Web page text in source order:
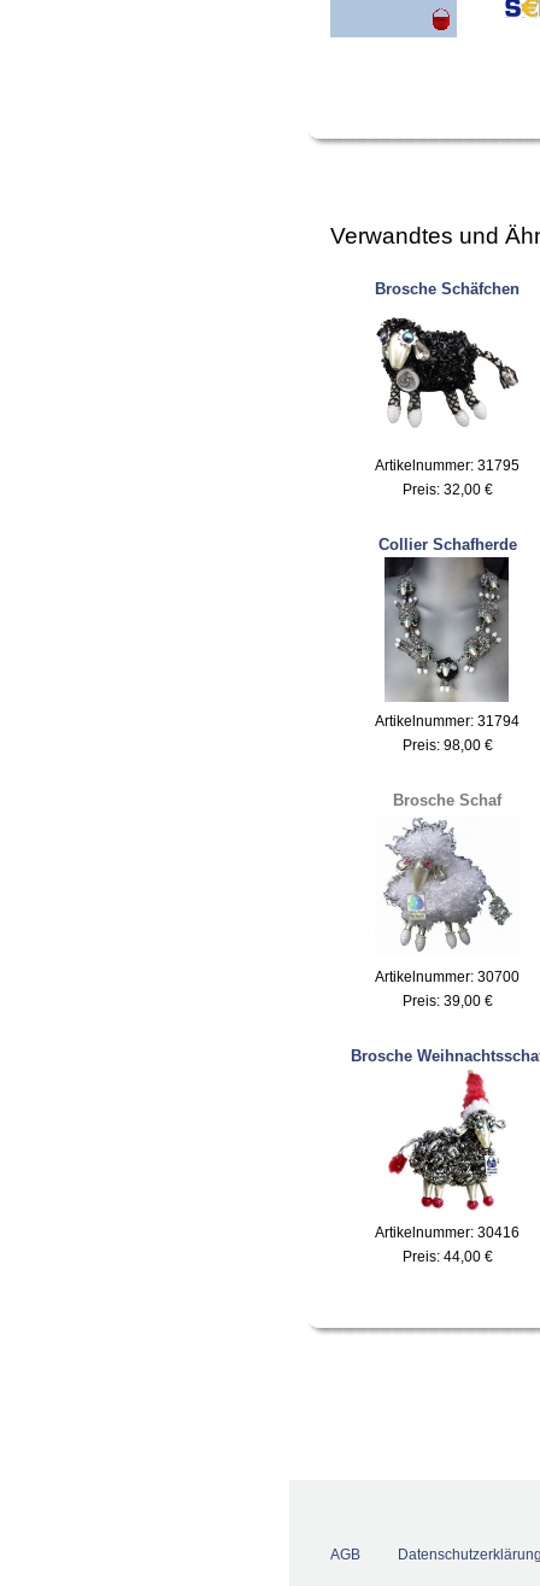
Verwandtes und
Brosche Schäfchen
Artikelnummer: 31795
Preis: 32,00 €
Collier Schafherde
Artikelnummer: 31794
Preis: 98,00 €
Brosche Schaf
Artikelnummer: 30700
Preis: 39,00 €
Brosche
Artikelnummer: 30416
Preis: 44,00 €
AGB